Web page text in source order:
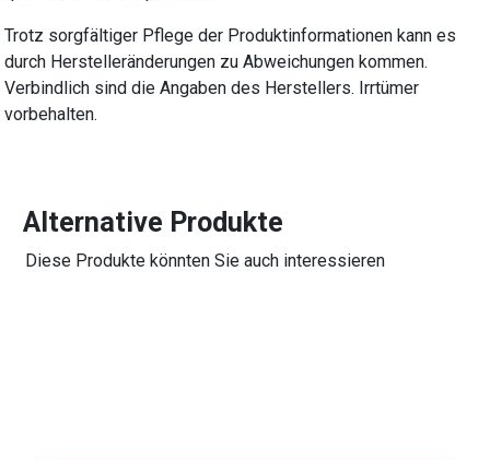
Trotz sorgfältiger Pflege der Produktinformationen kann es
durch Herstelleränderungen zu Abweichungen kommen.
Verbindlich sind die Angaben des Herstellers. Irrtümer
vorbehalten.
Alternative Produkte
Diese Produkte könnten Sie auch interessieren